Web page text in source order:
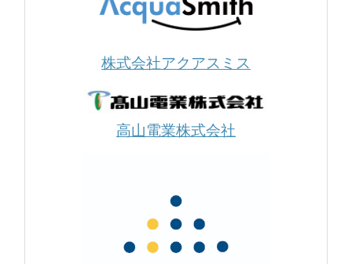
株式会社アクアスミス
高山電業株式会社